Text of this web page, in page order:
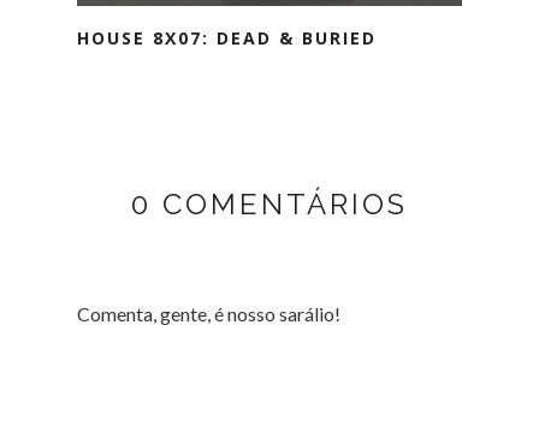
HOUSE 8X07: DEAD & BURIED
0 COMENTÁRIOS
Comenta, gente, é nosso sarálio!